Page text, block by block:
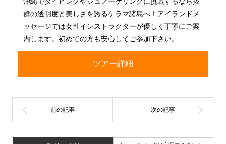
群の透明度と美しさを誇るケラマ諸島へ！アイランドメ
ッセージでは女性インストラクターが優しく丁寧にご案
内します。初めての方も安心してご参加下さい。
ツアー詳細